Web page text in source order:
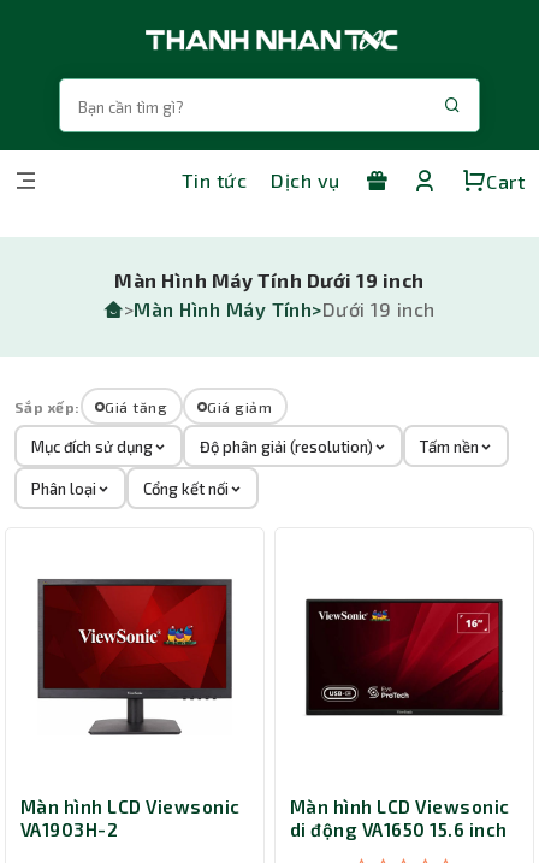
Tin tức Dịch vụ Cart
Màn Hình Máy Tính Dưới 19 inch
>Màn Hình Máy Tính>Dưới 19 inch
Sắp xếp: Giá tăng Giá giảm
Mục đích sử dụng Độ phân giải (resolution) Tấm nền
Phân loại Cổng kết nối
Màn hình LCD Viewsonic
VA1903H-2
Màn hình LCD Viewsonic
di động VA1650 15.6 inch